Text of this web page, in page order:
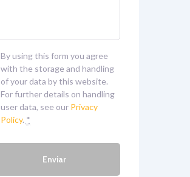
By using this form you agree
with the storage and handling
of your data by this website.
For further details on handling
user data, see our Privacy
Policy. *